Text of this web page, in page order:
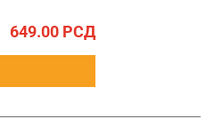
649.00 РСД